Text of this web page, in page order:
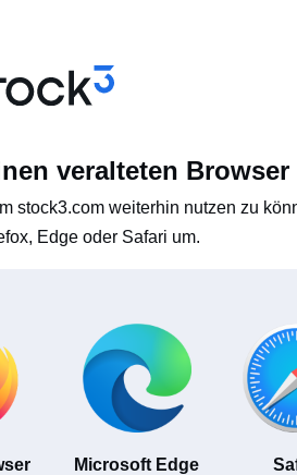
veralteten Browser
stock3.com weiterhin nutzen zu
Edge oder Safari um.
Microsoft Edge